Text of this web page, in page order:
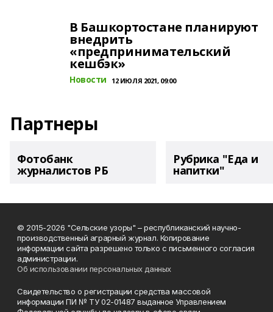
В Башкортостане планируют
внедрить
«предпринимательский
кешбэк»
Новости 12 ИЮЛЯ 2021, 09:00
Партнеры
Фотобанк
журналистов РБ
Рубрика "Еда и
напитки"
© 2015-2026 "Сельские узоры" – республиканский научно-
производственный аграрный журнал. Копирование
информации сайта разрешено только с письменного согласия
администрации.
Об использовании персональных данных
Свидетельство о регистрации средства массовой
информации ПИ № ТУ 02-01487 выданное Управлением